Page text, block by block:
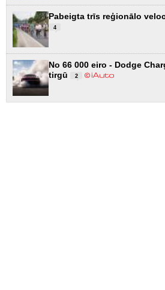
Pabeigta trīs reģionālo
4
No 66 000 eiro - Dodge
tirgū
2